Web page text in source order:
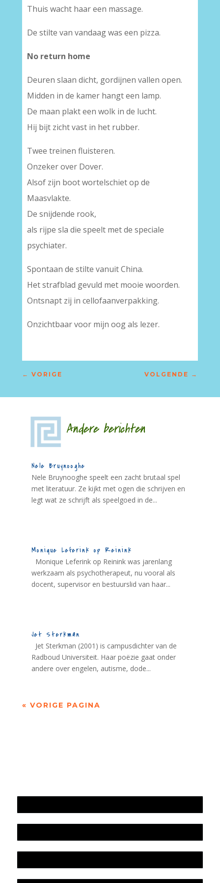
Thuis wacht haar een massage.
De stilte van vandaag was een pizza.
No return home
Deuren slaan dicht, gordijnen vallen open.
Midden in de kamer hangt een lamp.
De maan plakt een wolk in de lucht.
Hij bijt zicht vast in het rubber.
Twee treinen fluisteren.
Onzeker over Dover.
Alsof zijn boot wortelschiet op de
Maasvlakte.
De snijdende rook,
als rijpe sla die speelt met de speciale
psychiater.
Spontaan de stilte vanuit China.
Het strafblad gevuld met mooie woorden.
Ontsnapt zij in cellofaanverpakking.
Onzichtbaar voor mijn oog als lezer.
← VORIGE VOLGENDE →
Andere berichten
Nele Bruynooghe
Nele Bruynooghe speelt een zacht brutaal spel
met literatuur. Ze kijkt met ogen die schrijven en
legt wat ze schrijft als speelgoed in de...
Monique Leferink op Reinink
Monique Leferink op Reinink was jarenlang
werkzaam als psychotherapeut, nu vooral als
docent, supervisor en bestuurslid van haar...
Jet Sterkman
Jet Sterkman (2001) is campusdichter van de
Radboud Universiteit. Haar poëzie gaat onder
andere over engelen, autisme, dode...
« VORIGE PAGINA